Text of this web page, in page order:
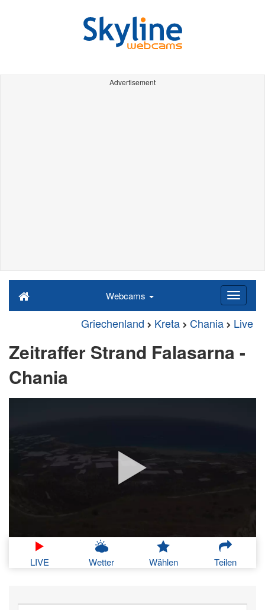
Advertisement
Webcams
Griechenland Kreta Chania Live
Zeitraffer Strand Falasarna -
Chania
LIVE Wetter Wählen Teilen